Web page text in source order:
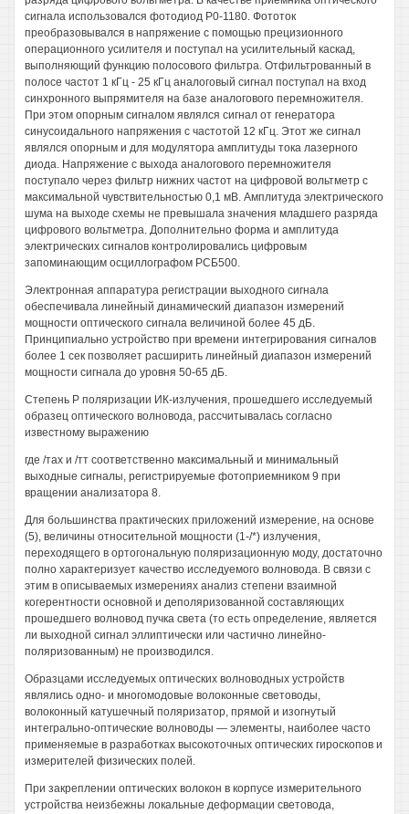
сигнала использовался фотодиод Р0-1180. Фототок
преобразовывался в напряжение с помощью прецизионного
операционного усилителя и поступал на усилительный каскад,
выполняющий функцию полосового фильтра. Отфильтрованный в
полосе частот 1 кГц - 25 кГц аналоговый сигнал поступал на вход
синхронного выпрямителя на базе аналогового перемножителя.
При этом опорным сигналом являлся сигнал от генератора
синусоидального напряжения с частотой 12 кГц. Этот же сигнал
являлся опорным и для модулятора амплитуды тока лазерного
диода. Напряжение с выхода аналогового перемножителя
поступало через фильтр нижних частот на цифровой вольтметр с
максимальной чувствительностью 0,1 мВ. Амплитуда электрического
шума на выходе схемы не превышала значения младшего разряда
цифрового вольтметра. Дополнительно форма и амплитуда
электрических сигналов контролировались цифровым
запоминающим осциллографом РСБ500.
Электронная аппаратура регистрации выходного сигнала
обеспечивала линейный динамический диапазон измерений
мощности оптического сигнала величиной более 45 дБ.
Принципиально устройство при времени интегрирования сигналов
более 1 сек позволяет расширить линейный диапазон измерений
мощности сигнала до уровня 50-65 дБ.
Степень Р поляризации ИК-излучения, прошедшего исследуемый
образец оптического волновода, рассчитывалась согласно
известному выражению
где /тах и /тт соответственно максимальный и минимальный
выходные сигналы, регистрируемые фотоприемником 9 при
вращении анализатора 8.
Для большинства практических приложений измерение, на основе
(5), величины относительной мощности (1-/*) излучения,
переходящего в ортогональную поляризационную моду, достаточно
полно характеризует качество исследуемого волновода. В связи с
этим в описываемых измерениях анализ степени взаимной
когерентности основной и деполяризованной составляющих
прошедшего волновод пучка света (то есть определение, является
ли выходной сигнал эллиптически или частично линейно-
поляризованным) не производился.
Образцами исследуемых оптических волноводных устройств
являлись одно- и многомодовые волоконные световоды,
волоконный катушечный поляризатор, прямой и изогнутый
интегрально-оптические волноводы — элементы, наиболее часто
применяемые в разработках высокоточных оптических гироскопов и
измерителей физических полей.
При закреплении оптических волокон в корпусе измерительного
устройства неизбежны локальные деформации световода,